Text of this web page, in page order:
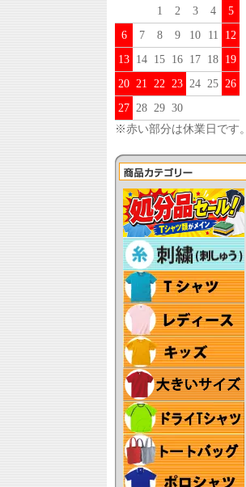
1
2 3 4
5
6
7 8 9 10 11
12
13 14 15 16 17 18 19
20 21 22 23 24 25 26
27 28 29 30
※赤い部分は休業日です。